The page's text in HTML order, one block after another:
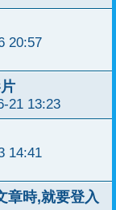
20:57
21 13:23
14:41
章時,就要登入